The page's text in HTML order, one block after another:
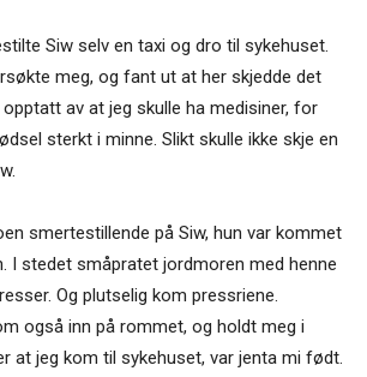
Siw selv en taxi og dro til sykehuset.
meg, og fant ut at her skjedde det
av at jeg skulle ha medisiner, for
sterkt i minne. Slikt skulle ikke skje en
smertestillende på Siw, hun var kommet
I stedet småpratet jordmoren med henne
Og plutselig kom pressriene.
også inn på rommet, og holdt meg i
at jeg kom til sykehuset, var jenta mi født.